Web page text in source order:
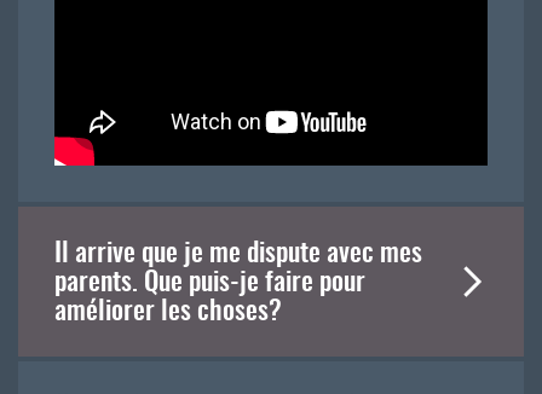
Il arrive que je me dispute avec mes
parents. Que puis-je faire pour
améliorer les choses?